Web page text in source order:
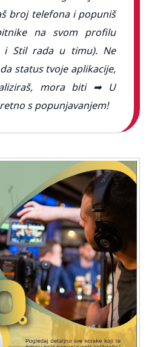
broj telefona i popuniš
na svom profilu
i Stil rada u timu). Ne
status tvoje aplikacije,
mora biti ➡ U
s popunjavanjem!